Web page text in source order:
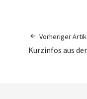
Vorheriger
Kurzinfos aus